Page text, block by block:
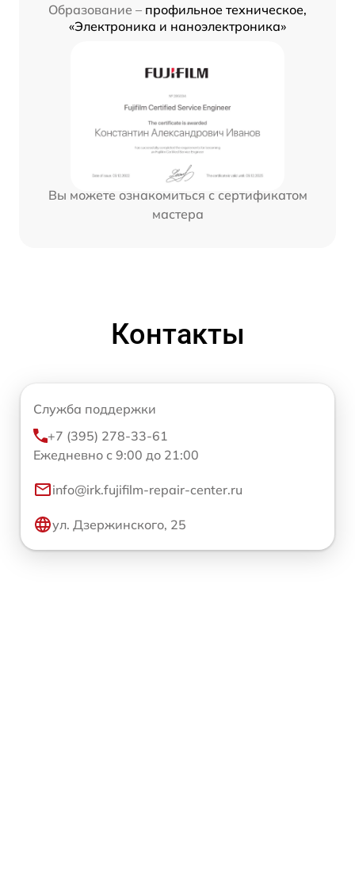
Образование – профильное техническое,
«Электроника и наноэлектроника»
Вы можете ознакомиться с сертификатом
мастера
Контакты
Служба поддержки
+7 (395) 278-33-61
Ежедневно с 9:00 до 21:00
info@irk.fujifilm-repair-center.ru
ул. Дзержинского, 25